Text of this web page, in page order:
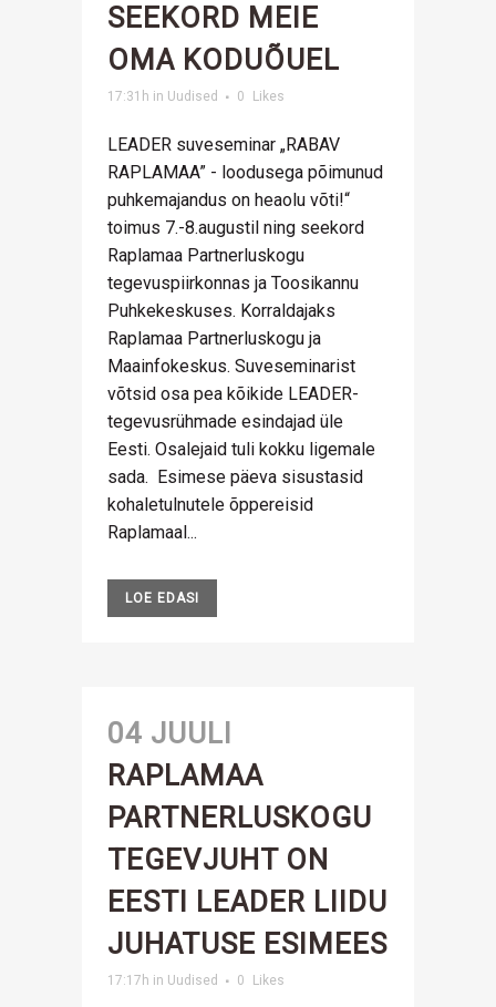
SEEKORD MEIE
OMA KODUÕUEL
17:31h in Uudised 0 Likes
LEADER suveseminar „RABAV
RAPLAMAA” - loodusega põimunud
puhkemajandus on heaolu võti!“
toimus 7.-8.augustil ning seekord
Raplamaa Partnerluskogu
tegevuspiirkonnas ja Toosikannu
Puhkekeskuses. Korraldajaks
Raplamaa Partnerluskogu ja
Maainfokeskus. Suveseminarist
võtsid osa pea kõikide LEADER-
tegevusrühmade esindajad üle
Eesti. Osalejaid tuli kokku ligemale
sada. Esimese päeva sisustasid
kohaletulnutele õppereisid
Raplamaal...
LOE EDASI
04 JUULI
RAPLAMAA
PARTNERLUSKOGU
TEGEVJUHT ON
EESTI LEADER LIIDU
JUHATUSE ESIMEES
17:17h in Uudised 0 Likes